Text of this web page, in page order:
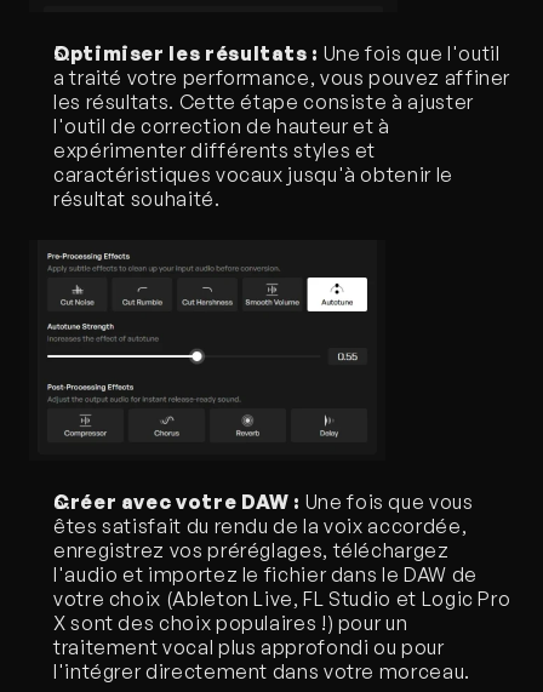
Optimiser les résultats : Une fois que l'outil
a traité votre performance, vous pouvez affiner
les résultats. Cette étape consiste à ajuster
l'outil de correction de hauteur et à
expérimenter différents styles et
caractéristiques vocaux jusqu'à obtenir le
résultat souhaité.
Créer avec votre DAW : Une fois que vous
êtes satisfait du rendu de la voix accordée,
enregistrez vos préréglages, téléchargez
l'audio et importez le fichier dans le DAW de
votre choix (Ableton Live, FL Studio et Logic Pro
X sont des choix populaires !) pour un
traitement vocal plus approfondi ou pour
l'intégrer directement dans votre morceau.